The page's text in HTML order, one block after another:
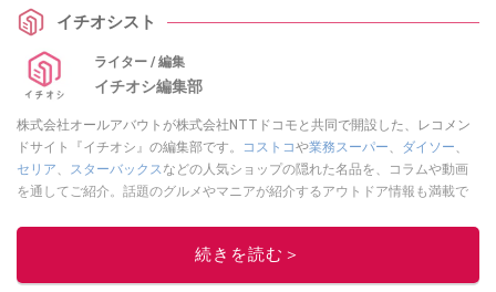
イチオシスト
ライター / 編集
イチオシ編集部
株式会社オールアバウトが株式会社NTTドコモと共同で開設した、レコメン
ドサイト『イチオシ』の編集部です。
コストコや業務スーパー、 ダイソー、
セリア、 スターバックスなどの人気ショップの隠れた名品を、コラムや動画
を通してご紹介。話題のグルメやマニアが紹介するアウトドア情報も満載で
レビューしています。毎日トレンド情報をお届けしているので、ぜひ
してください！続きを読む＞